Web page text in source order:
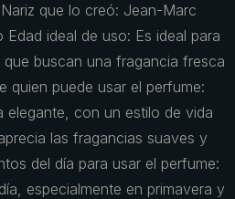
que lo creó: Jean-Marc
Edad ideal de uso: Es ideal para
buscan una fragancia fresca
quien puede usar el perfume:
elegante, con un estilo de vida
las fragancias suaves y
del día para usar el perfume:
especialmente en primavera y